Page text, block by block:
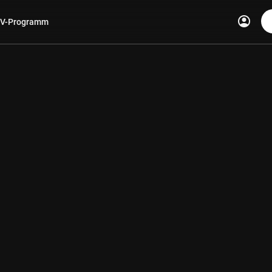
Programm account_circle